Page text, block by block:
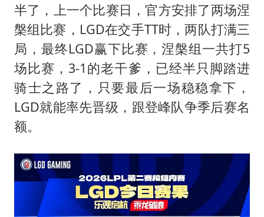
中央气象台发布台风黄色预警
“梅姨”准确年龄仍未知
新华社权威快报|我国编制完成新版全月地质图
今年4位周星驰电影配角去世
号召领导带头休假 是大家不想休吗
半了，上一个比赛日，官方安排了两场涅
槃组比赛，LGD在交手TT时，两队打满三
局，最终LGD赢下比赛，涅槃组一共打5
场比赛，3-1的老干爹，已经半只脚踏进
骑士之路了，只要最后一场稳稳拿下，
LGD就能率先晋级，跟登峰队争季后赛名
额。